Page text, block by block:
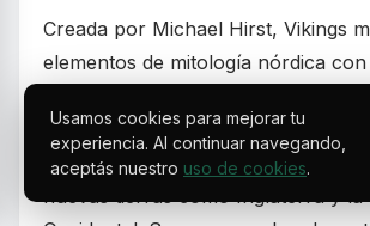
Creada por Michael Hirst, Vikings
elementos de mitología nórdica
(interpretado por Travis Fimmel),
las tradiciones de su pueblo para
Usamos cookies para mejorar tu
experiencia. Al continuar navegando,
aceptás nuestro uso de cookies.